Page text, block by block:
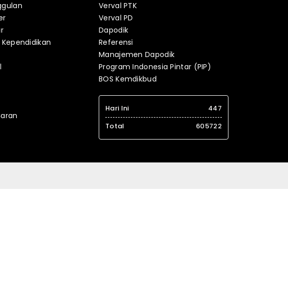
Verval PTK
Verval PD
Dapodik
Referensi
Manajemen Dapodik
Program Indonesia Pintar (PIP)
BOS Kemdikbud
Hari Ini
447
Total
605722